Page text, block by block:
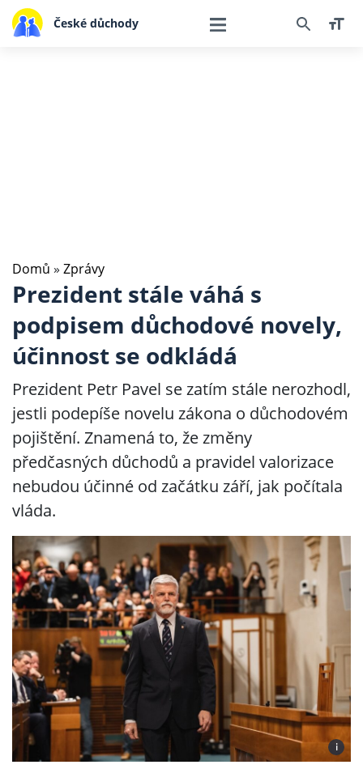
České důchody
Domů » Zprávy
Prezident stále váhá s
podpisem důchodové novely,
účinnost se odkládá
Prezident Petr Pavel se zatím stále nerozhodl,
jestli podepíše novelu zákona o důchodovém
pojištění. Znamená to, že změny
předčasných důchodů a pravidel valorizace
nebudou účinné od začátku září, jak počítala
vláda.
i